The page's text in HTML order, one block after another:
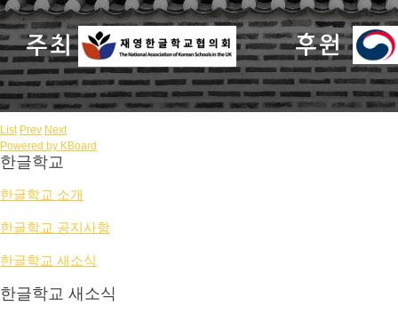
List Prev Next
Powered by KBoard
한글학교
한글학교 소개
한글학교 공지사항
한글학교 새소식
한글학교 새소식